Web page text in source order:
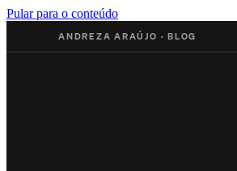
Pular para o conteúdo
ANDREZA ARAÚJO · BLOG